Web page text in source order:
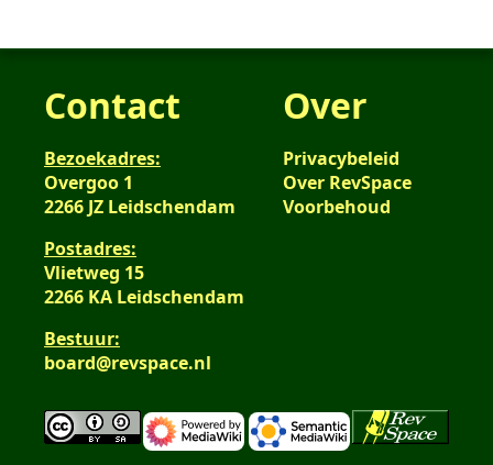
Contact
Bezoekadres:
Overgoo 1
2266 JZ Leidschendam
Postadres:
Vlietweg 15
2266 KA Leidschendam
Bestuur:
board@revspace.nl
Over
Privacybeleid
Over RevSpace
Voorbehoud